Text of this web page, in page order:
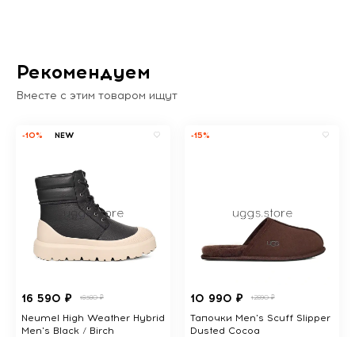
Рекомендуем
Вместе с этим товаром ищут
-10% NEW
16 590 ₽ 18380 ₽
Neumel High Weather Hybrid
Men's Black / Birch
-15%
10 990 ₽ 12890 ₽
Тапочки Men's Scuff Slipper
Dusted Cocoa